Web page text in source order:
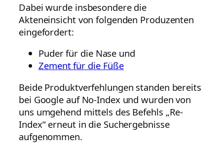
Dabei wurde insbesondere die
Akteneinsicht von folgenden Produzenten
eingefordert:
Puder für die Nase und
Zement für die Füße
Beide Produktverfehlungen standen bereits
bei Google auf No-Index und wurden von
uns umgehend mittels des Befehls „Re-
Index“ erneut in die Suchergebnisse
aufgenommen.